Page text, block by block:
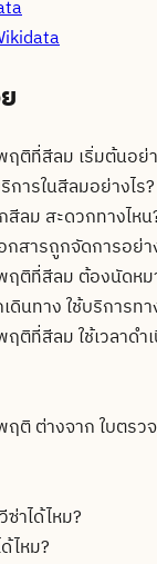
ติที่สีลม เริ่มต้นอย่
ารในสีลมอย่างไร?
ลม สะดวกทางไหน
สารถูกจัดการอย่า
ฤติที่สีลม ต้องนัดหม
นทาง ใช้บริการทา
ติที่สีลม ใช้เวลาดำ
ฤติ ต่างจาก ใบตร
าได้ไหม?
ไหม?